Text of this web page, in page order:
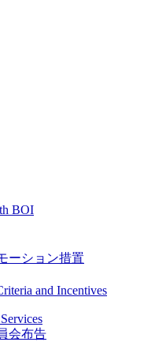
BOI
ーション措置
and Incentives
会布告